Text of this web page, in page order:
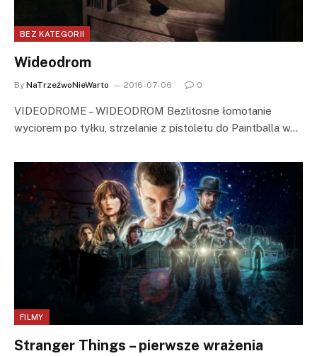
BEZ KATEGORII
Wideodrom
By NaTrzeźwoNieWarto 2016-07-06 0
VIDEODROME – WIDEODROM Bezlitosne łomotanie
wyciorem po tyłku, strzelanie z pistoletu do Paintballa w…
FILMY
Stranger Things – pierwsze wrażenia